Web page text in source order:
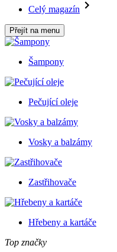
Celý magazín
Přejít na menu
Šampony
Pečující oleje
Vosky a balzámy
Zastřihovače
Hřebeny a kartáče
Top značky